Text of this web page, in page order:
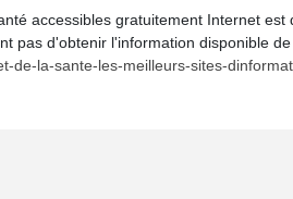
accessibles gratuitement Internet
pas d'obtenir l'information disponible
de-la-sante-les-meilleurs-sites-